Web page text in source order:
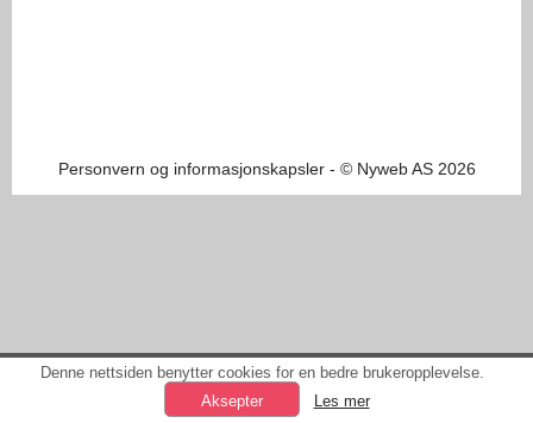
Personvern og informasjonskapsler- © Nyweb AS 2026
Denne nettsiden benytter cookies for en bedre brukeropplevelse.
Les mer